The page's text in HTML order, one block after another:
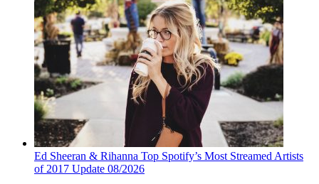
Ed Sheeran & Rihanna Top Spotify’s Most Streamed Artists
of 2017 Update 08/2026